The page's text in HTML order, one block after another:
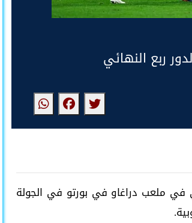
ربع النهائي
في ملعب دراغاو في بورتو في الجولة